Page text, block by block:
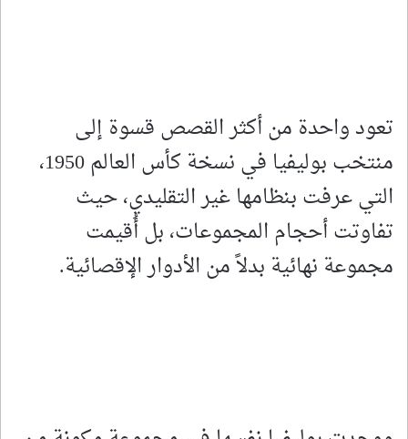
تعود واحدة من أكثر القصص قسوة إلى
منتخب بوليفيا في نسخة كأس العالم 1950،
التي عرفت بنظامها غير التقليدي، حيث
تفاوتت أحجام المجموعات، بل أُقيمت
مجموعة نهائية بدلاً من الأدوار الإقصائية.